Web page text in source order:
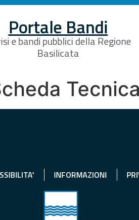
Portale Bandi
e bandi pubblici della Regione
Basilicata
INFORMAZIONI